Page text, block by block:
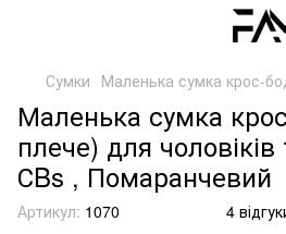
Сумки Маленька сумка крос-
Маленька сумка
плече) для
СBs , Помаранчевий
Артикул: 1070 4